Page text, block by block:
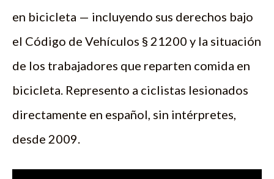
en bicicleta — incluyendo sus derechos bajo
el Código de Vehículos § 21200 y la situación
de los trabajadores que reparten comida en
bicicleta. Represento a ciclistas lesionados
directamente en español, sin intérpretes,
desde 2009.